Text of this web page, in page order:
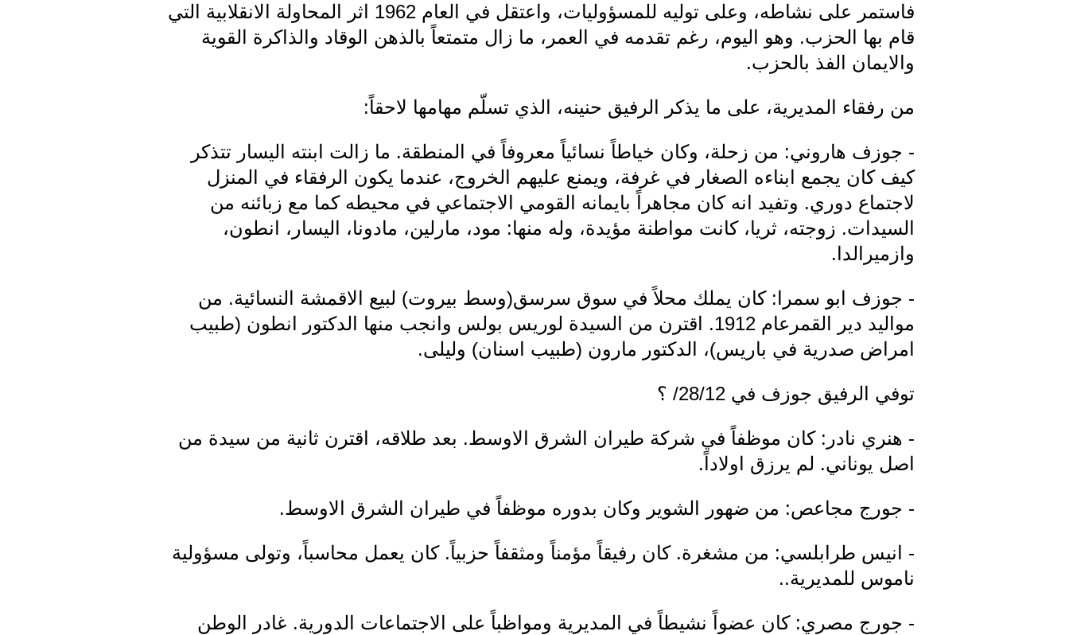
فاستمر على نشاطه، وعلى توليه للمسؤوليات، واعتقل في العام 1962 اثر المحاولة الانقلابية التي
قام بها الحزب. وهو اليوم، رغم تقدمه في العمر، ما زال متمتعاً بالذهن الوقاد والذاكرة القوية
والايمان الفذ بالحزب.
من رفقاء المديرية، على ما يذكر الرفيق حنينه، الذي تسلّم مهامها لاحقاً:
- جوزف هاروني: من زحلة، وكان خياطاً نسائياً معروفاً في المنطقة. ما زالت ابنته اليسار تتذكر
كيف كان يجمع ابناءه الصغار في غرفة، ويمنع عليهم الخروج، عندما يكون الرفقاء في المنزل
لاجتماع دوري. وتفيد انه كان مجاهراً بايمانه القومي الاجتماعي في محيطه كما مع زبائنه من
السيدات. زوجته، ثريا، كانت مواطنة مؤيدة، وله منها: مود، مارلين، مادونا، اليسار، انطون،
وازميرالدا.
- جوزف ابو سمرا: كان يملك محلاً في سوق سرسق(وسط بيروت) لبيع الاقمشة النسائية. من
مواليد دير القمرعام 1912. اقترن من السيدة لوريس بولس وانجب منها الدكتور انطون (طبيب
امراض صدرية في باريس)، الدكتور مارون (طبيب اسنان) وليلى.
توفي الرفيق جوزف في 28/12/ ؟
- هنري نادر: كان موظفاً في شركة طيران الشرق الاوسط. بعد طلاقه، اقترن ثانية من سيدة من
اصل يوناني. لم يرزق اولاداً.
- جورج مجاعص: من ضهور الشوير وكان بدوره موظفاً في طيران الشرق الاوسط.
- انيس طرابلسي: من مشغرة. كان رفيقاً مؤمناً ومثقفاً حزبياً. كان يعمل محاسباً، وتولى مسؤولية
ناموس للمديرية..
- جورج مصري: كان عضواً نشيطاً في المديرية ومواظباً على الاجتماعات الدورية. غادر الوطن